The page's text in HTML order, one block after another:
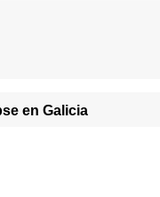
en Galicia